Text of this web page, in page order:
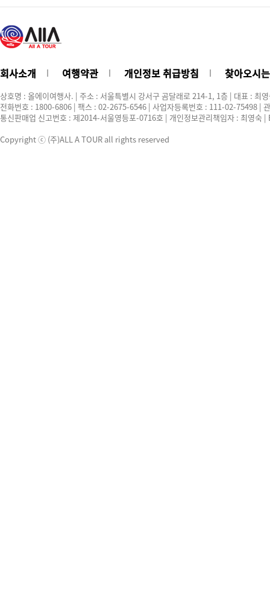
회사소개 여행약관 개인정보 취급방침 찾아오시
상호명 : 올에이여행사. | 주소 : 서울특별시 강서구 곰달래로 214-1, 1층 | 대표 : 최
전화번호 : 1800-6806 | 팩스 : 02-2675-6546 | 사업자등록번호 : 111-02-75498 |
통신판매업 신고번호 : 제2014-서울영등포-0716호 | 개인정보관리책임자 : 최영
Copyright ⓒ (주)ALL A TOUR all rights reserved